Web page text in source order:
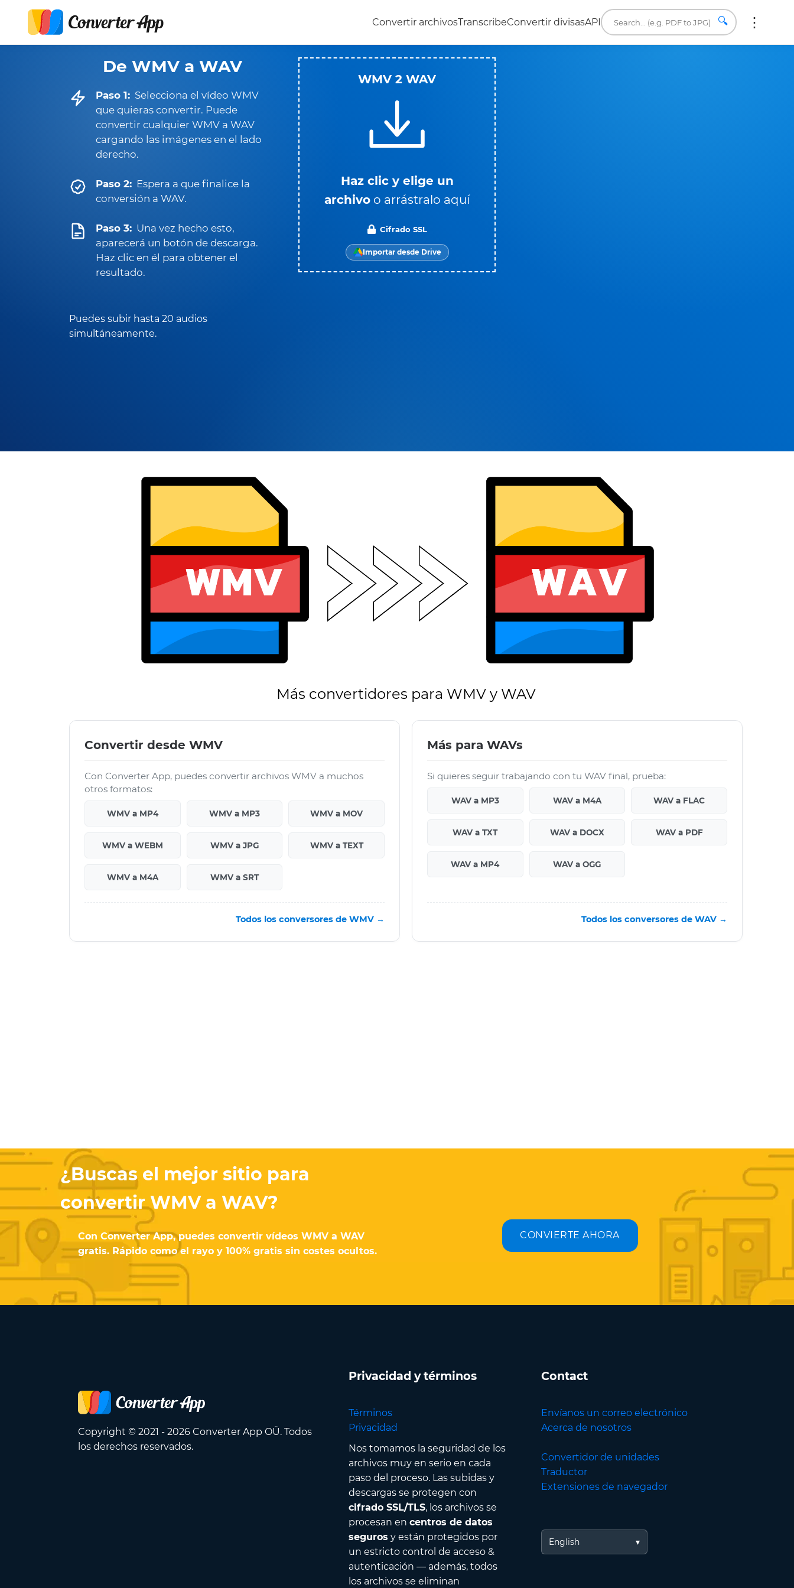
Convertir archivosTranscribeConvertir divisasAPI 🔍
De WMV a WAV
Paso 1: Selecciona el vídeo WMV
que quieras convertir. Puede
convertir cualquier WMV a WAV
cargando las imágenes en el lado
derecho.
Paso 2: Espera a que finalice la
conversión a WAV.
Paso 3: Una vez hecho esto,
aparecerá un botón de descarga.
Haz clic en él para obtener el
resultado.
Puedes subir hasta 20 audios
simultáneamente.
WMV 2 WAV
Haz clic y elige un
archivo o arrástralo aquí
Cifrado SSL
Importar desde Drive
Más convertidores para WMV y WAV
Convertir desde WMV
Con Converter App, puedes convertir archivos WMV a muchos
otros formatos:
WMV a MP4 WMV a MP3 WMV a MOV
WMV a WEBM WMV a JPG WMV a TEXT
WMV a M4A WMV a SRT
Todos los conversores de WMV →
Más para WAVs
Si quieres seguir trabajando con tu WAV final, prueba:
WAV a MP3 WAV a M4A WAV a FLAC
WAV a TXT WAV a DOCX WAV a PDF
WAV a MP4 WAV a OGG
Todos los conversores de WAV →
¿Buscas el mejor sitio para
convertir WMV a WAV?
Con Converter App, puedes convertir vídeos WMV a WAV
gratis. Rápido como el rayo y 100% gratis sin costes ocultos.
CONVIERTE AHORA
Copyright © 2021 - 2026 Converter App OÜ. Todos
los derechos reservados.
Privacidad y términos
Términos
Privacidad
Nos tomamos la seguridad de los
archivos muy en serio en cada
paso del proceso. Las subidas y
descargas se protegen con
cifrado SSL/TLS, los archivos se
procesan en centros de datos
seguros y están protegidos por
un estricto control de acceso &
autenticación — además, todos
los archivos se eliminan
Contact
Envíanos un correo electrónico
Acerca de nosotros
Convertidor de unidades
Traductor
Extensiones de navegador
English